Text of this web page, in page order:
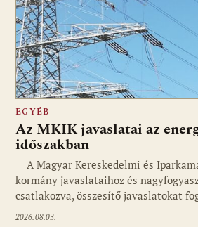
EGYÉB
Az MKIK javaslatai az
időszakban
A Magyar Kereskedelmi és
kormány javaslataihoz és
csatlakozva, összesítő javaslatokat
2026.08.03.